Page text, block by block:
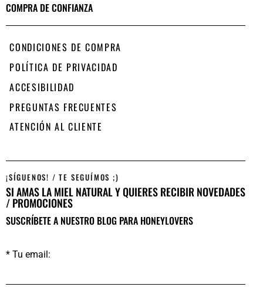
COMPRA DE CONFIANZA
CONDICIONES DE COMPRA
POLÍTICA DE PRIVACIDAD
ACCESIBILIDAD
PREGUNTAS FRECUENTES
ATENCIÓN AL CLIENTE
¡SÍGUENOS! / TE SEGUÍMOS ;)
SI AMAS LA MIEL NATURAL Y QUIERES RECIBIR NOVEDADES
/ PROMOCIONES
SUSCRÍBETE A NUESTRO BLOG PARA HONEYLOVERS
* Tu email: